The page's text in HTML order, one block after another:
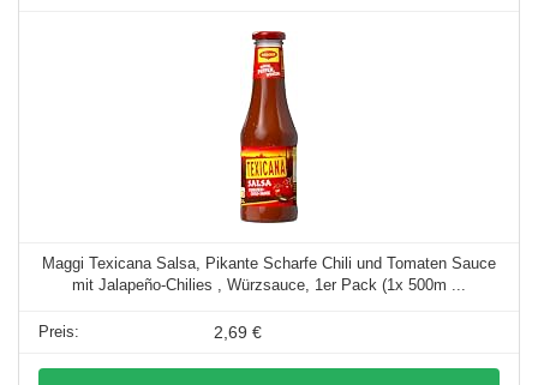
Maggi Texicana Salsa, Pikante Scharfe Chili und Tomaten Sauce
mit Jalapeño-Chilies , Würzsauce, 1er Pack (1x 500m ...
2,69 €